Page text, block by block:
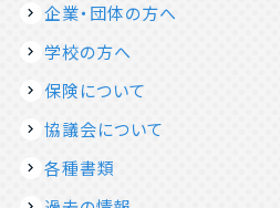
企業・団体の方へ
学校の方へ
保険について
協議会について
各種書類